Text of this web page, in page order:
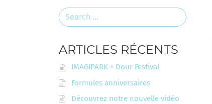
Search
ARTICLES RÉCENTS
IMAGIPARK + Dour Festival
Formules anniversaires
Découvrez notre nouvelle vidéo